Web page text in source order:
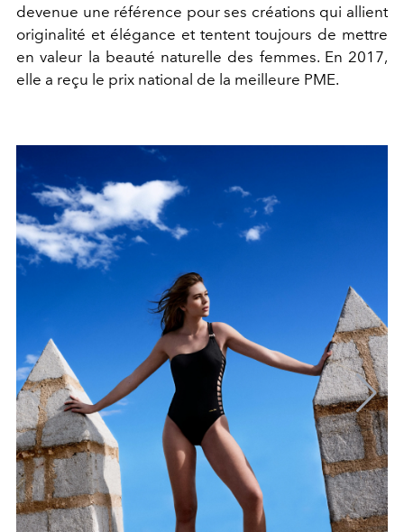
devenue une référence pour ses créations qui allient
originalité et élégance et tentent toujours de mettre
en valeur la beauté naturelle des femmes. En 2017,
elle a reçu le prix national de la meilleure PME.